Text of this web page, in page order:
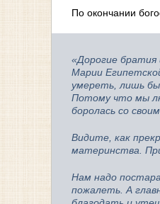
По окончании
«Дорогие
Марии
умереть, лишь
Потому что мы
боролась со
Видите, как
материнства.
Нам надо
пожалеть. А